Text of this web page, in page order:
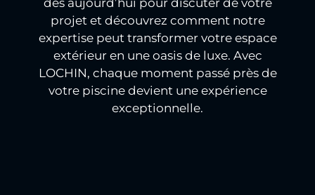
dès aujourd’hui pour discuter de votre
projet et découvrez comment notre
expertise peut transformer votre espace
extérieur en une oasis de luxe. Avec
LOCHIN, chaque moment passé près de
votre piscine devient une expérience
exceptionnelle.